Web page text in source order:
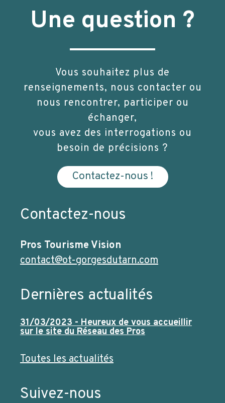
Une question ?
Vous souhaitez plus de
renseignements, nous contacter ou
nous rencontrer, participer ou
échanger,
vous avez des interrogations ou
besoin de précisions ?
Contactez-nous !
Contactez-nous
Pros Tourisme Vision
contact@ot-gorgesdutarn.com
Dernières actualités
31/03/2023 - Heureux de vous accueillir
sur le site du Réseau des Pros
Toutes les actualités
Suivez-nous